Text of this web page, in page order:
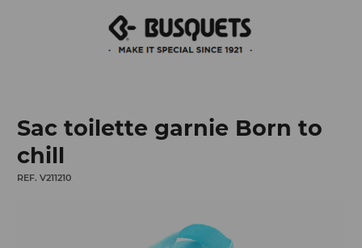
Sac toilette garnie Born to
chill
REF. V211210